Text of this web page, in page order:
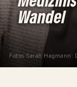
Fotos Sarah Hagmann:
Wandel